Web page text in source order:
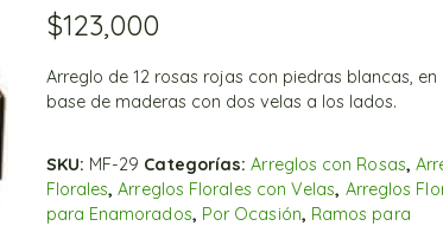
$123,000
Arreglo de 12 rosas rojas con piedras blancas, en
base de maderas con dos velas a los lados.
SKU: MF-29 Categorías:Arreglos con Rosas,
Florales,Arreglos Florales con Velas, Arreglos
para Enamorados, Por Ocasión, Ramos para